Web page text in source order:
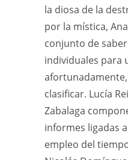
la diosa de la
por la mística,
conjunto de
individuales para
clasificar. Lucía
Zabalaga
informes ligadas
empleo del